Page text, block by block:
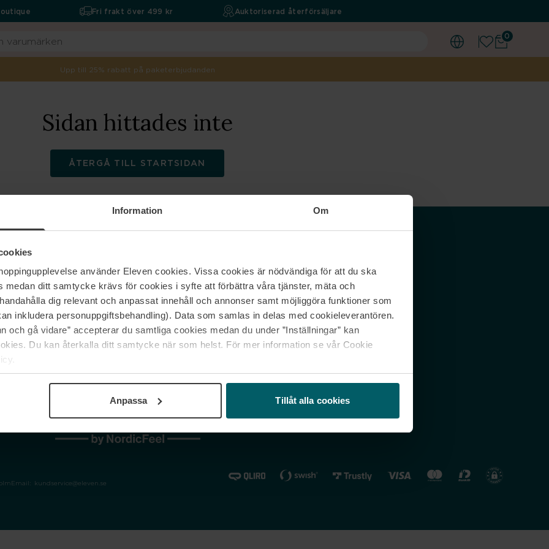
Information Om
använder Eleven cookies. Vissa cookies är nödvändiga för att du ska
medan ditt samtycke krävs för cookies i syfte att förbättra våra tjänster, mäta och
dig relevant och anpassat innehåll och annonser samt möjliggöra funktioner som
inkludera personuppgiftsbehandling). Data som samlas in delas med cookieleverantören.
och gå vidare” accepterar du samtliga cookies medan du under ”Inställningar” kan
Du kan återkalla ditt samtycke när som helst. För mer information se vår Cookie
Anpassa Tillåt alla cookies
0
Fri frakt över 499 kr Auktoriserad återförsäljare
Upp till 25% rabatt på paketerbjudanden
Sidan hittades inte
ÅTERGÅ TILL STARTSIDAN
Om oss
Jobba hos oss
Våra varumärken
Kontakta oss
Vanliga frågor & svar
Spåra min beställning
reklamationer
Nordicfeel SE
Nordicfeel FI
Nordicfeel NO
Email: kundservice@eleven.se